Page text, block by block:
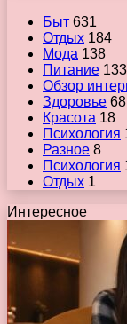
Быт 631
Отдых 184
Мода 138
Питание 133
Обзор
Здоровье 68
Красота 18
Психология
Разное 8
Психология
Отдых 1
Интересное